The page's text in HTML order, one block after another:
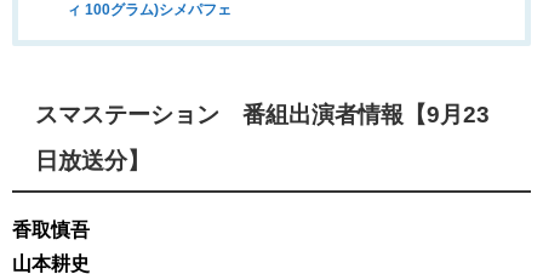
ィ 100グラム)シメパフェ
スマステーション 番組出演者情報【9月23
日放送分】
香取慎吾
山本耕史